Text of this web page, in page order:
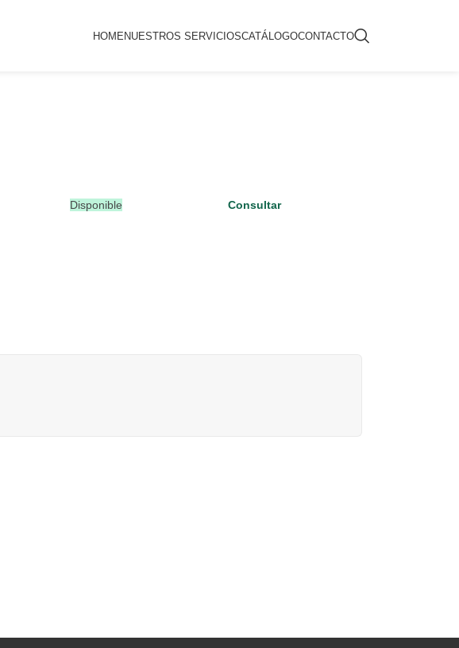
HOMENUESTROS SERVICIOSCATÁLOGOCONTACTO
Disponible Consultar